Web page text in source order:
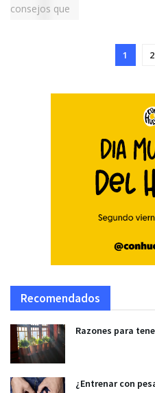
1 2
Recomendados
Razones para
¿Entrenar con